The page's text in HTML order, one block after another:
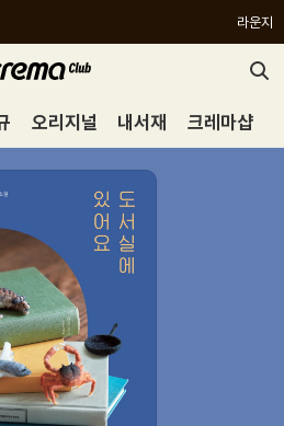
라운지
오리지널 내서재 크레마샵